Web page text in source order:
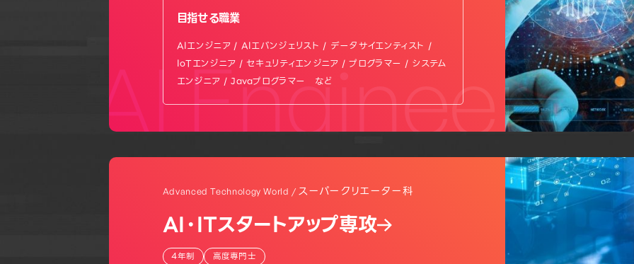
目指せる職業
AIエンジニア / AIエバンジェリスト / データサイエンティスト /
IoTエンジニア / セキュリティエンジニア / プログラマー / システム
エンジニア / Javaプログラマー など
AI Engineer
Advanced Technology World / スーパークリエーター科
AI・ITスタートアップ専攻
4年制 高度専門士